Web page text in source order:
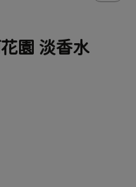
園 淡香水